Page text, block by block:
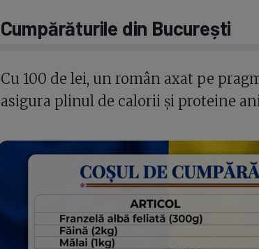
Cumpărăturile din București
Cu 100 de lei, un român axat pe
asigura plinul de calorii și proteine